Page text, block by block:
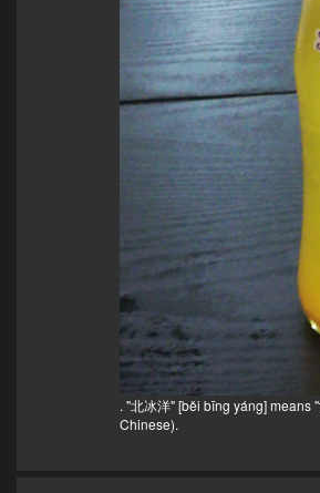
. "北冰洋" [běi bīng yáng] means
Chinese).